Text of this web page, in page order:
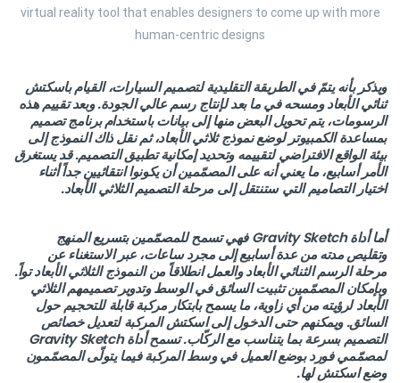
virtual reality tool that enables designers to come up with more
human-centric designs
ويذكر بأنه يتمّ في الطريقة التقليدية لتصميم السيارات، القيام باسكتش
ثنائي الأبعاد ومسحه في ما بعد لإنتاج رسم عالي الجودة. وبعد تقييم هذه
الرسومات، يتم تحويل البعض منها إلى بيانات باستخدام برنامج تصميم
بمساعدة الكمبيوتر لوضع نموذج ثلاثي الأبعاد، ثم نقل ذاك النموذج إلى
بيئة الواقع الافتراضي لتقييمه وتحديد إمكانية تطبيق التصميم. قد يستغرق
الأمر أسابيع، ما يعني أنه على المصمّمين أن يكونوا انتقائيين جداً أثناء
اختيار التصاميم التي ستنتقل إلى مرحلة التصميم الثلاثي الأبعاد.
أما أداة Gravity Sketch فهي تسمح للمصمّمين بتسريع المنهج
وتقليص مدته من عدة أسابيع إلى مجرد ساعات، عبر الاستغناء عن
مرحلة الرسم الثنائي الأبعاد والعمل انطلاقاً من النموذج الثلاثي الأبعاد تواً.
وبإمكان المصمّمين تثبيت السائق في الوسط وتدوير تصميمهم الثلاثي
الأبعاد لرؤيته من أي زاوية، ما يسمح بابتكار مركبة قابلة للتحجيم حول
السائق. ويمكنهم حتى الدخول إلى اسكتش المركبة لتعديل خصائص
التصميم بسرعة بما يتناسب مع الركّاب. تسمح أداة Gravity Sketch
لمصمّمي فورد بوضع العميل في وسط المركبة فيما يتولّى المصمّمون
وضع اسكتش لها.